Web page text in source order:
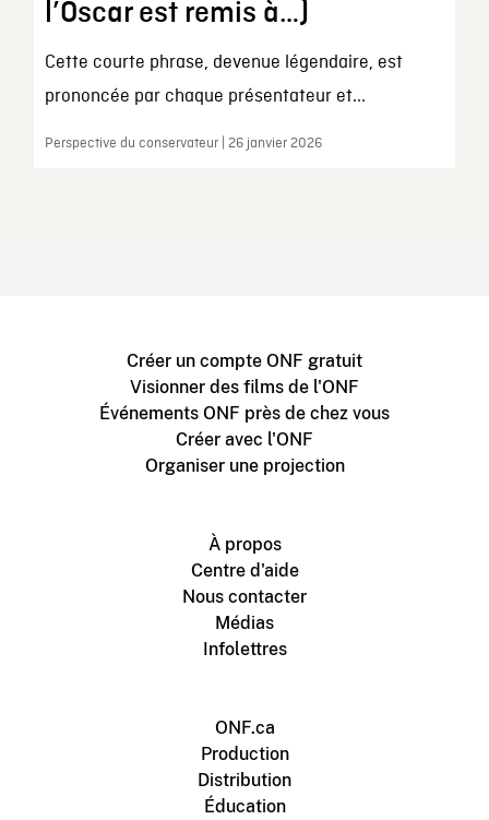
l’Oscar est remis à…)
Cette courte phrase, devenue légendaire, est
prononcée par chaque présentateur et...
Perspective du conservateur | 26 janvier 2026
Créer un compte ONF gratuit
Visionner des films de l'ONF
Événements ONF près de chez vous
Créer avec l'ONF
Organiser une projection
À propos
Centre d'aide
Nous contacter
Médias
Infolettres
ONF.ca
Production
Distribution
Éducation